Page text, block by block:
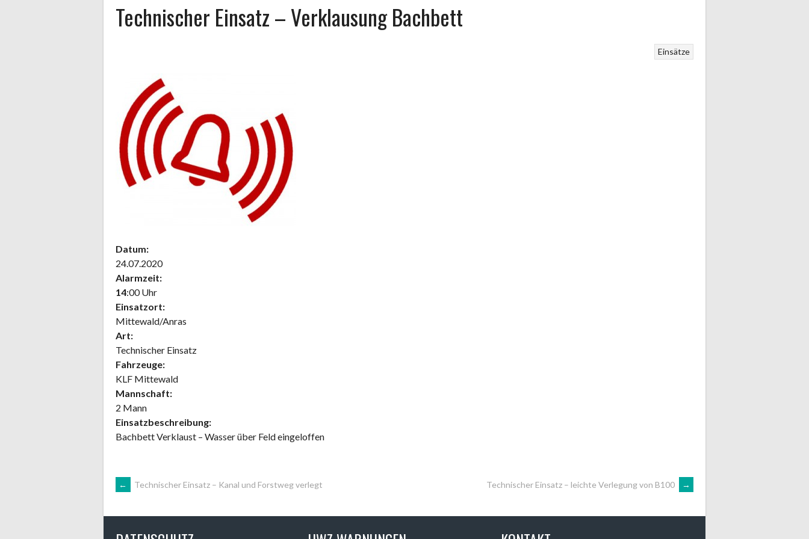
Technischer Einsatz – Verklausung Bachbett
Einsätze
Datum:
24.07.2020
Alarmzeit:
14:00 Uhr
Einsatzort:
Mittewald/Anras
Art:
Technischer Einsatz
Fahrzeuge:
KLF Mittewald
Mannschaft:
2 Mann
Einsatzbeschreibung:
Bachbett Verklaust – Wasser über Feld eingeloffen
ARTIKEL-
NAVIGATION
← Technischer Einsatz – Kanal und Forstweg verlegt Technischer Einsatz – leichte Verlegung von B100 →